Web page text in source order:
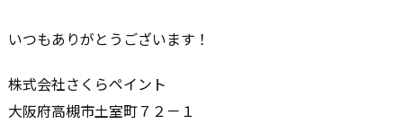
いつもありがとうございます！
株式会社さくらペイント
大阪府高槻市土室町７２－１